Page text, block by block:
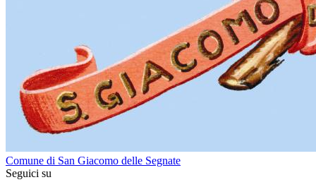
Comune di San Giacomo delle Segnate
Seguici su